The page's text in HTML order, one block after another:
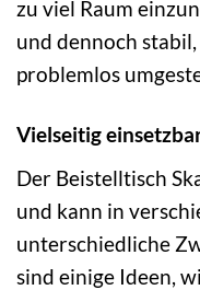
zu viel Raum
und dennoch
problemlos
Vielseitig
Der Beistelltisch
und kann in
unterschiedliche
sind einige Ideen,